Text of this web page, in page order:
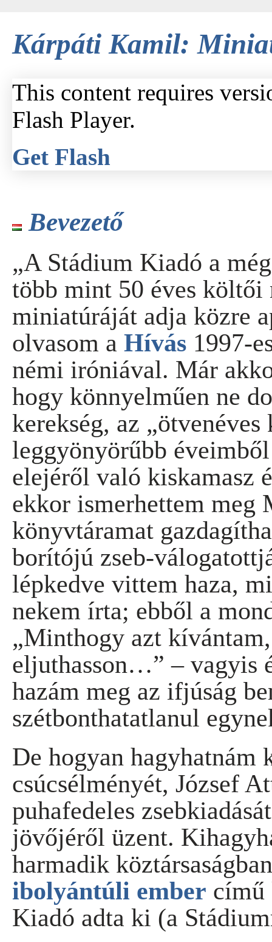
Kárpáti Kamil:
This content requires
Flash Player.
Get Flash
Bevezető
„A Stádium Kiadó a
több mint 50 éves költői
miniatúráját adja közre
olvasom a Hívás 1997-
némi iróniával. Már
hogy könnyelműen ne
kerekség, az
leggyönyörűbb
elejéről való kiskamasz
ekkor ismerhettem
könyvtáramat
borítójú zseb-
lépkedve vittem haza,
nekem írta; ebből a
„Minthogy azt
eljuthasson…” – vagyis
hazám meg az ifjúság
szétbonthatatlanul
De hogyan hagyhatnám
csúcsélményét, József
puhafedeles
jövőjéről üzent.
harmadik
ibolyántúli ember című
Kiadó adta ki (a